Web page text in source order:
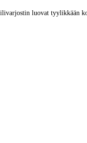
luovat tyylikkään